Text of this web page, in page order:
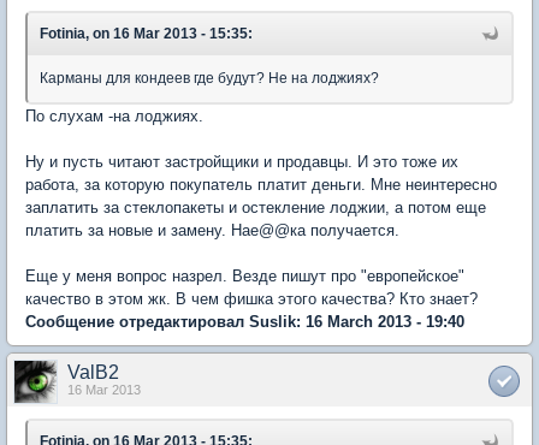
Fotinia, on 16 Mar 2013 - 15:35:
Карманы для кондеев где будут? Не на лоджиях?
По слухам -на лоджиях.
Ну и пусть читают застройщики и продавцы. И это тоже их
работа, за которую покупатель платит деньги. Мне неинтересно
заплатить за стеклопакеты и остекление лоджии, а потом еще
платить за новые и замену. Нае@@ка получается.
Еще у меня вопрос назрел. Везде пишут про "европейское"
качество в этом жк. В чем фишка этого качества? Кто знает?
Сообщение отредактировал Suslik: 16 March 2013 - 19:40
ValB2
16 Mar 2013
Fotinia, on 16 Mar 2013 - 15:35: